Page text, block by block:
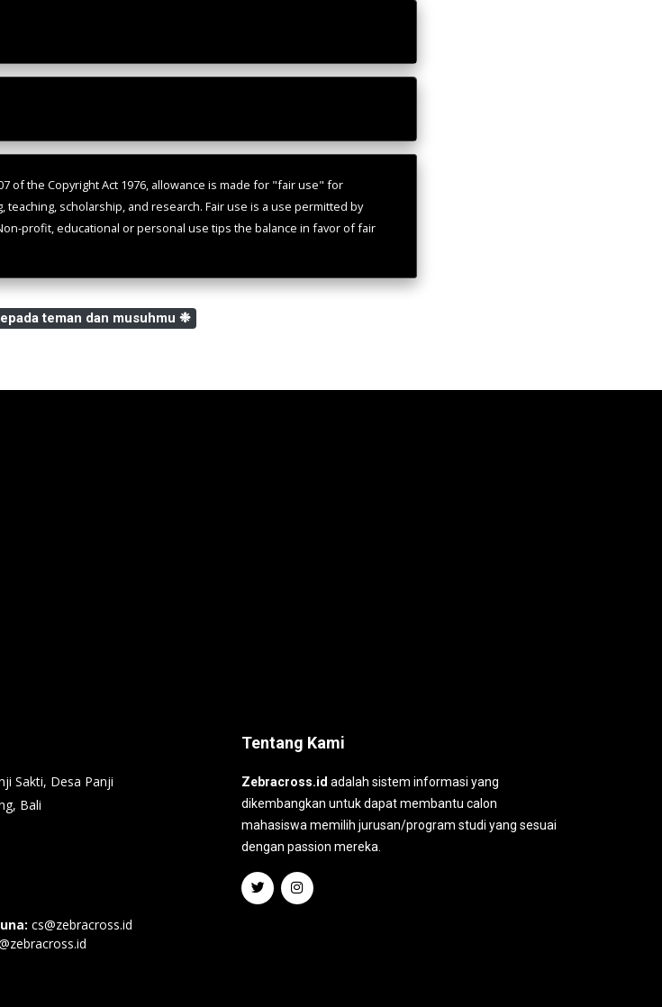
of the Copyright Act 1976, allowance is made for "fair use" for
scholarship, and research. Fair use is a use permitted by
profit, educational or personal use tips the balance in favor of fair
teman dan musuhmu ❉
Sakti, Desa Panji
Bali
cs@zebracross.id
Tentang Kami
Zebracross.id adalah sistem informasi yang
dikembangkan untuk dapat membantu calon
mahasiswa memilih jurusan/program studi yang sesuai
dengan passion mereka.